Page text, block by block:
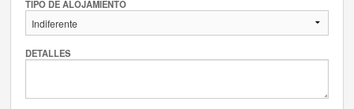
TIPO DE ALOJAMIENTO
DETALLES